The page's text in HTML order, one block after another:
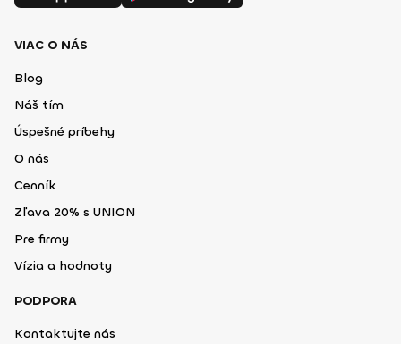
VIAC O NÁS
Blog
Náš tím
Úspešné príbehy
O nás
Cenník
Zľava 20% s UNION
Pre firmy
Vízia a hodnoty
PODPORA
Kontaktujte nás